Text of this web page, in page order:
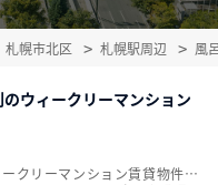
札幌市北区 札幌駅周辺 風
ウィークリーマンション
札幌駅・さっぽろ駅/風呂･トイレ別のウィークリーマンション賃貸物件一覧を、61件掲載中。敷金・礼金無料、家具・家電付をご紹介。こだわり条件での絞込みも簡単！